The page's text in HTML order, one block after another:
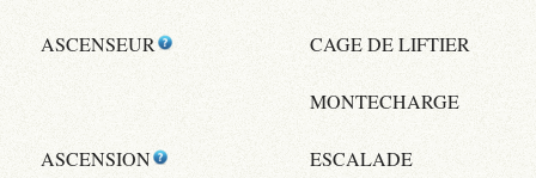
ASCENSEUR CAGE DE LIFTIER
MONTECHARGE
ASCENSION ESCALADE